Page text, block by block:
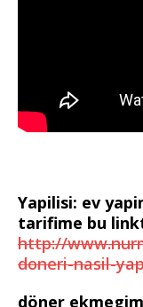
Yapilisi: ev
tarifime bu
http://
doneri-nasil-
döner